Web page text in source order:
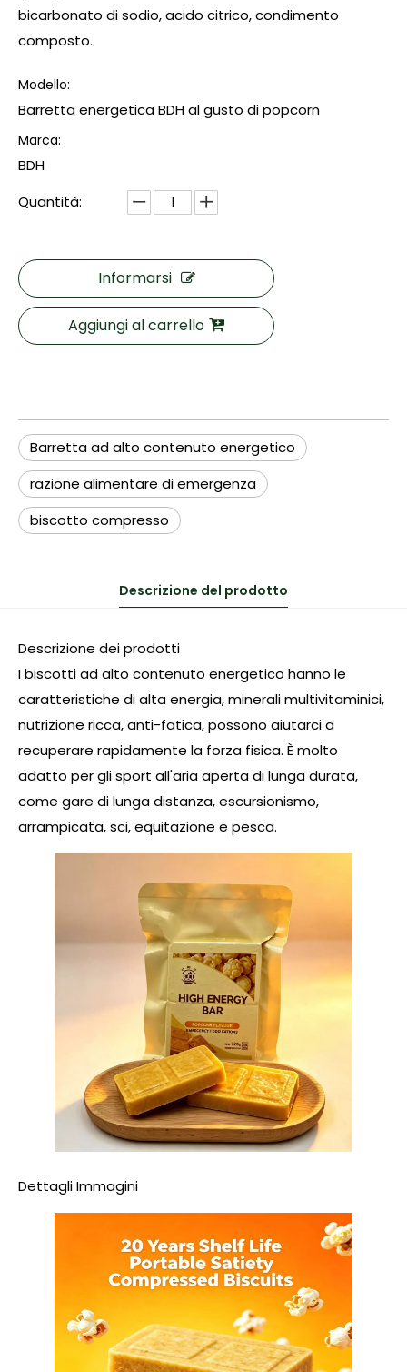
bicarbonato di sodio, acido citrico, condimento
composto.
Modello:
Barretta energetica BDH al gusto di popcorn
Marca:
BDH
Quantità:
Informarsi
Aggiungi al carrello
Barretta ad alto contenuto energetico
razione alimentare di emergenza
biscotto compresso
Descrizione del prodotto
Descrizione dei prodotti
I biscotti ad alto contenuto energetico hanno le
caratteristiche di alta energia, minerali multivitaminici,
nutrizione ricca, anti-fatica, possono aiutarci a
recuperare rapidamente la forza fisica. È molto
adatto per gli sport all'aria aperta di lunga durata,
come gare di lunga distanza, escursionismo,
arrampicata, sci, equitazione e pesca.
Dettagli Immagini